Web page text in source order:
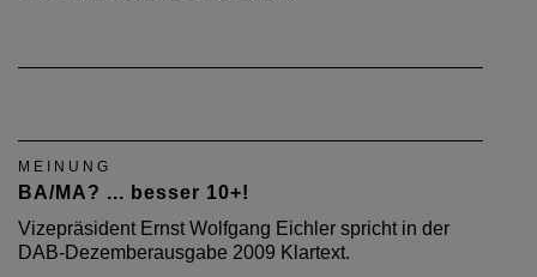
MEINUNG
BA/MA? ... besser 10+!
Vizepräsident Ernst Wolfgang Eichler spricht in der
DAB-Dezemberausgabe 2009 Klartext.